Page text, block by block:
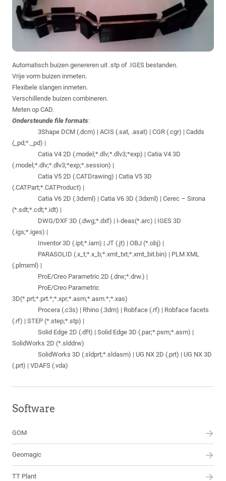
Automatisch buizen genereren uit .stp of .IGES bestanden.
Vrije vorm buizen inmeten.
Flexibele slangen inmeten.
Verschillende buizen combineren.
Meten op CAD.
Ondersteunde file formats:
3Shape DCM (.dcm) | ACIS (.sat, .asat) | CGR (.cgr) | Cadds
(_pd;*._pd) |
Catia V4 2D (.model;*.dlv;*.dlv3;*exp) | Catia V4 3D
(.model;*.dlv;*.dlv3;*exp;*.session) |
Catia V5 2D (.CATDrawing) | Catia V5 3D
(.CATPart;*.CATProduct) |
Catia V6 2D (.3dxml) | Catia V6 3D (.3dxml) | Cerec – Sirona
(*.sdt;*.cdt;*.idt) |
DWG/DXF 3D (.dwg;*.dxf) | I-deas(*.arc) | IGES 3D
(.igs;*.iges) |
Inventor 3D (.ipt;*.iam) | JT (.jt) | OBJ (*.obj) |
PARASOLID (.x_t;*.x_b;*.xmt_txt;*.xmt_bit.bin) | PLM XML
(.plmxml) |
ProE/Creo Parametric 2D (.drw;*.drw.) |
ProE/Creo Parametric
3D(*.prt;*.prt.*;*.xpr;*.asm;*.asm.*;*.xas)
Procera (.c3s) | Rhino (.3dm) | Robface (.rf) | Robface facets
(.rf) | STEP (*.step;*.stp) |
Solid Edge 2D (.dft) | Solid Edge 3D (.par;*.psm;*.asm) |
SolidWorks 2D (*.slddrw)
SolidWorks 3D (.sldprt;*.sldasm) | UG NX 2D (.prt) | UG NX 3D
(.prt) | VDAFS (.vda)
Software
GOM
Geomagic
TT Plant